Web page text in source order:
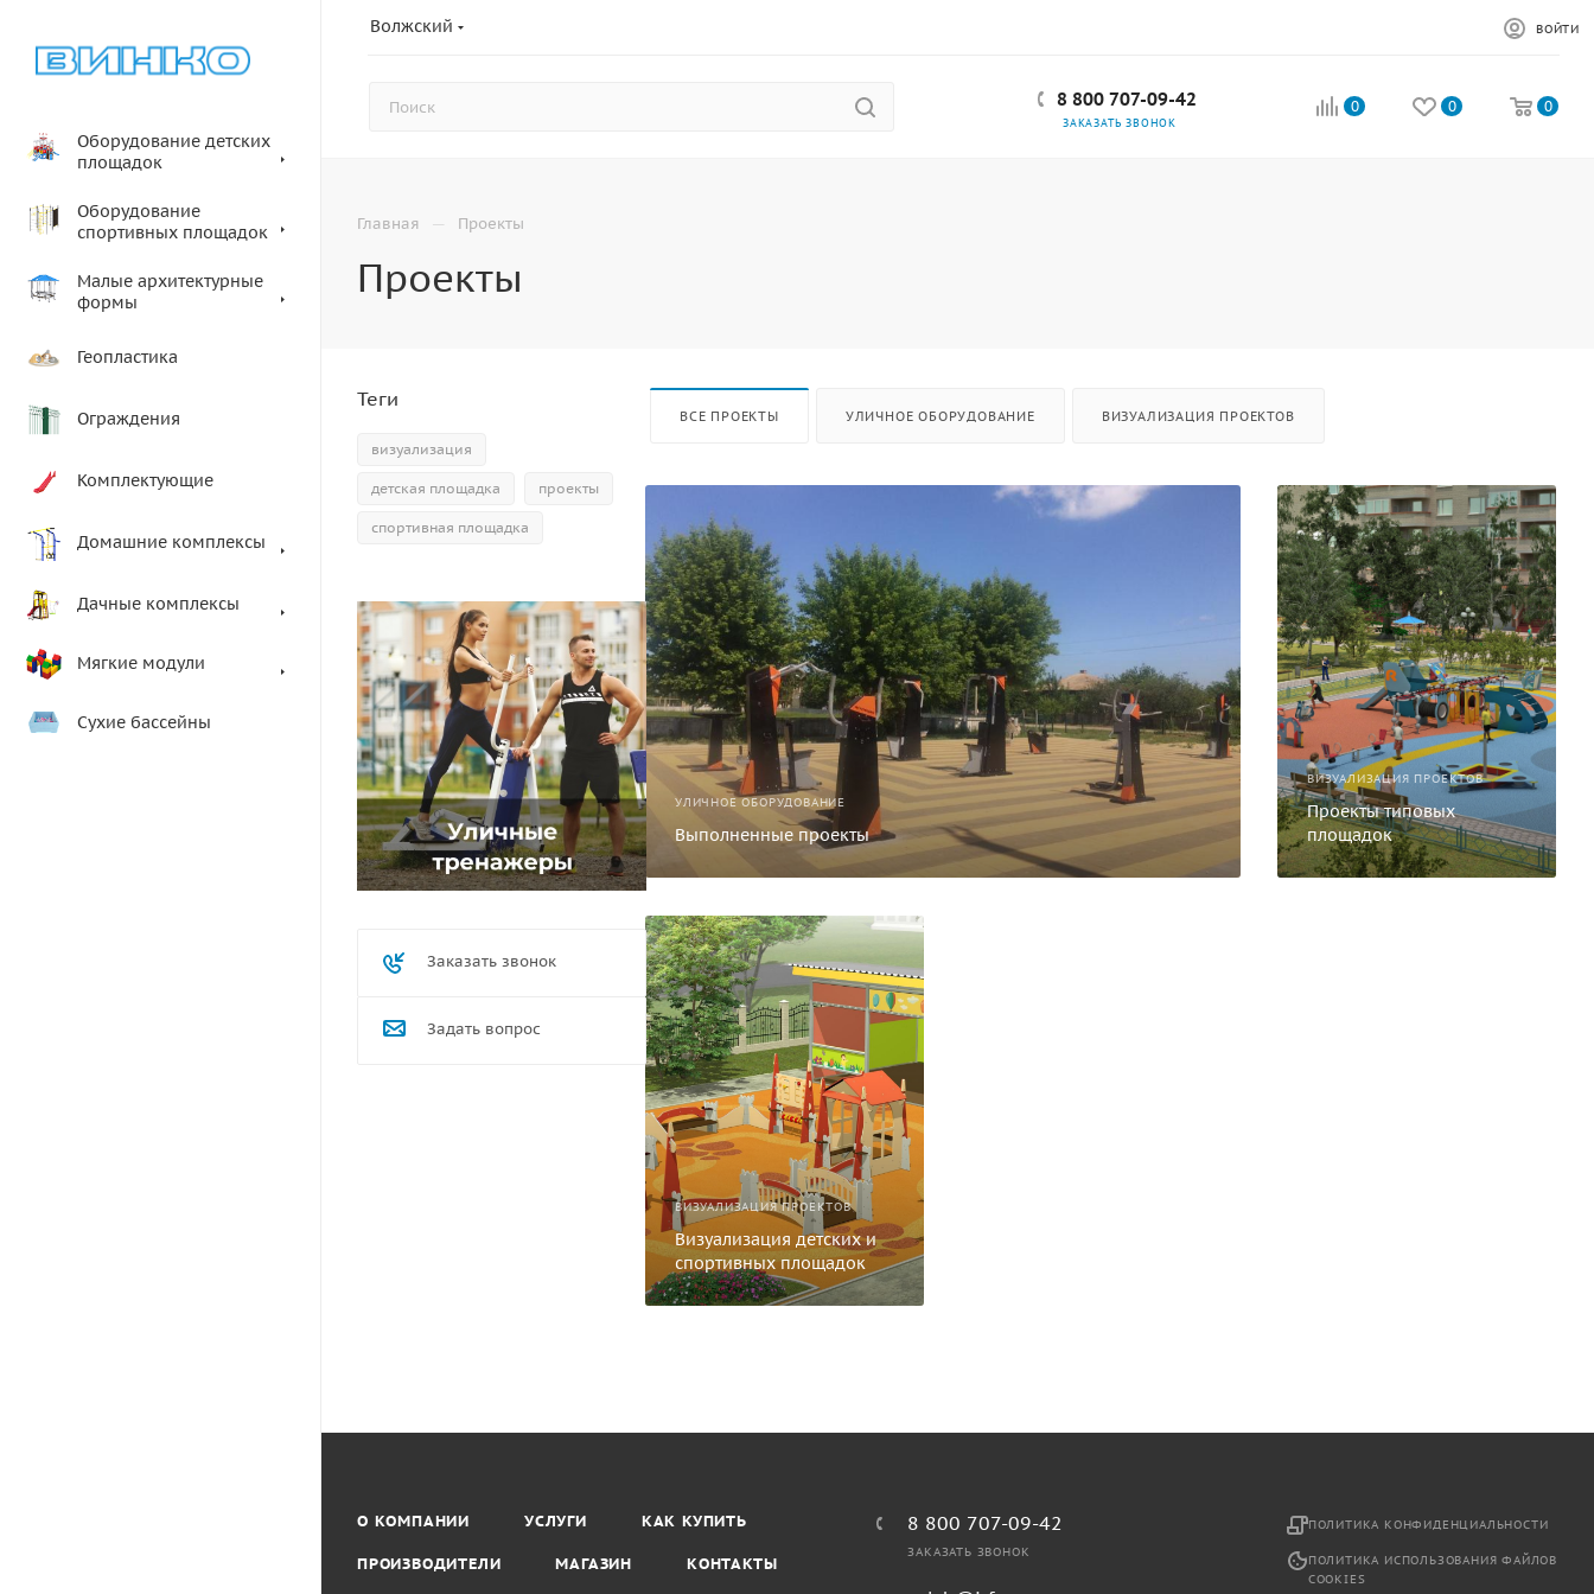
Волжский ВОЙТИ
8 800 707-09-42
ЗАКАЗАТЬ ЗВОНОК
0 0 0
Оборудование детских
площадок
Оборудование
спортивных площадок
Малые архитектурные
формы
Геопластика
Ограждения
Комплектующие
Домашние комплексы
Дачные комплексы
Мягкие модули
Сухие бассейны
Главная — Проекты
Проекты
ВСЕ ПРОЕКТЫ УЛИЧНОЕ ОБОРУДОВАНИЕ ВИЗУАЛИЗАЦИЯ ПРОЕКТОВ
УЛИЧНОЕ ОБОРУДОВАНИЕ
Выполненные проекты
ВИЗУАЛИЗАЦИЯ ПРОЕКТОВ
Проекты типовых
площадок
ВИЗУАЛИЗАЦИЯ ПРОЕКТОВ
Визуализация детских и
спортивных площадок
Теги
визуализация
детская площадка проекты
спортивная площадка
Заказать звонок
Задать вопрос
О КОМПАНИИ УСЛУГИ КАК КУПИТЬ
ПРОИЗВОДИТЕЛИ МАГАЗИН КОНТАКТЫ
8 800 707-09-42
ЗАКАЗАТЬ ЗВОНОК
ПОЛИТИКА КОНФИДЕНЦИАЛЬНОСТИ
ПОЛИТИКА ИСПОЛЬЗОВАНИЯ ФАЙЛОВ
COOKIES